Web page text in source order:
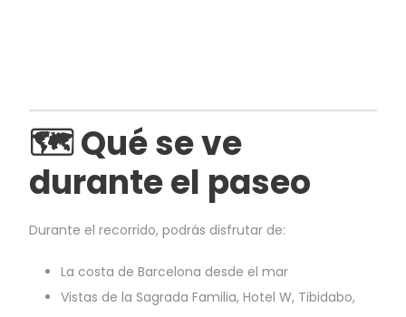
🗺️ Qué se ve
durante el paseo
Durante el recorrido, podrás disfrutar de:
La costa de Barcelona desde el mar
Vistas de la Sagrada Familia, Hotel W, Tibidabo,